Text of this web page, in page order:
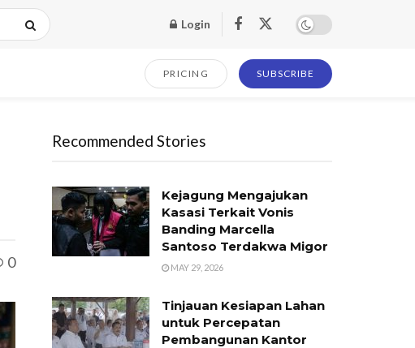
Login
PRICING SUBSCRIBE
0
Recommended Stories
Kejagung Mengajukan
Kasasi Terkait Vonis
Banding Marcella
Santoso Terdakwa Migor
MAY 29, 2026
Tinjauan Kesiapan Lahan
untuk Percepatan
Pembangunan Kantor